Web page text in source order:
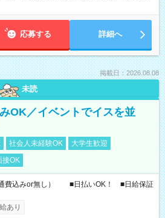
応募する 詳細へ
掲載日：2026.08.08
未読
OK／イベントでイスを並
社会人未経験OK
大学生歓迎
接OK
通費込みor無し） ■日払いOK！ ■日給保証
あり